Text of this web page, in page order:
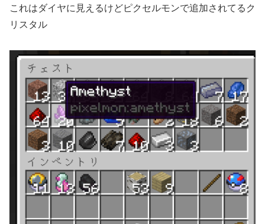
これはダイヤに見えるけどピクセルモンで追加されてるク
リスタル